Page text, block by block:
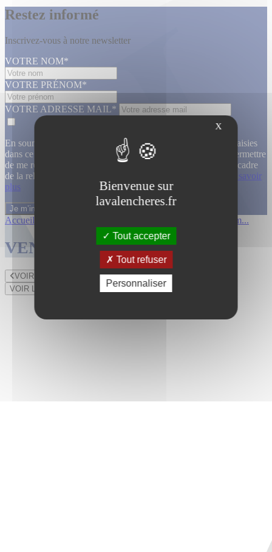
Restez informé
Inscrivez-vous à notre newsletter
VOTRE NOM*
VOTRE PRÉNOM*
VOTRE ADRESSE MAIL*
En soumettant ce formulaire, j’accepte que les informations saisies
dans ce formulaire soient utilisées, exploitées, traitées pour permettre
de me recontacter, pour m’envoyer des informations, dans le cadre
de la relation commerciale qui découle de cette demande.
En savoir
plus
Accueil Collection de m...
VENTES TERMINÉES
VOIR LE LOT PRÉCÉDENT
VOIR LE LOT SUIVANT
X
Bienvenue sur
lavalencheres.fr
Tout accepter
Tout refuser
Personnaliser